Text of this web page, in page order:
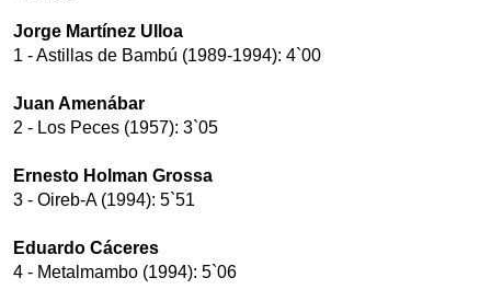
Jorge Martínez Ulloa
1 - Astillas de Bambú (1989-1994): 4`00
Juan Amenábar
2 - Los Peces (1957): 3`05
Ernesto Holman Grossa
3 - Oireb-A (1994): 5`51
Eduardo Cáceres
4 - Metalmambo (1994): 5`06